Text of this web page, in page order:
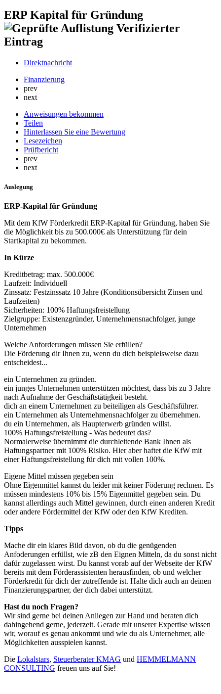
ERP Kapital für Gründung
Verifizierter
Eintrag
Direktnachricht
Finanzierung
prev
next
Anweisungen bekommen
Teilen
Hinterlassen Sie eine Bewertung
Lesezeichen
Prüfbericht
prev
next
Auslegung
ERP-Kapital für Gründung
Mit dem KfW Förderkredit ERP-Kapital für Gründung, haben Sie
die Möglichkeit bis zu 500.000€ als Unterstützung für dein
Startkapital zu bekommen.
In Kürze
Kreditbetrag: max. 500.000€
Laufzeit: Individuell
Zinssatz: Festzinssatz 10 Jahre (Konditionsübersicht Zinsen und
Laufzeiten)
Sicherheiten: 100% Haftungsfreistellung
Zielgruppe: Existenzgründer, Unternehmensnachfolger, junge
Unternehmen
Welche Anforderungen müssen Sie erfüllen?
Die Förderung dir Ihnen zu, wenn du dich beispielsweise dazu
entscheidest...
ein Unternehmen zu gründen.
ein junges Unternehmen unterstützen möchtest, dass bis zu 3 Jahre
nach Aufnahme der Geschäftstätigkeit besteht.
dich an einem Unternehmen zu beiteiligen als Geschäftsführer.
ein Unternehmen als Unternehmensnachfolger zu übernehmen.
du ein Unternehmen, als Haupterwerb gründen willst.
100% Haftungsfreistellung - Was bedeutet das?
Normalerweise übernimmt die durchleitende Bank Ihnen als
Haftungspartner mit 100% Risiko. Hier aber haftet die KfW mit
einer Haftungsfreistellung für dich mit vollen 100%.
Eigene Mittel müssen gegeben sein
Ohne Eigenmittel kannst du leider mit keiner Föderung rechnen. Es
müssen mindestens 10% bis 15% Eigenmittel gegeben sein. Du
kannst allerdings auch Mittel gewinnen, durch einen anderen Kredit
oder andere Fördermittel der KfW oder den KfW Krediten.
Tipps
Mache dir ein klares Bild davon, ob du die genügenden
Anfoderungen erfüllst, wie zB den Eignen Mitteln, da du sonst nicht
dafür zugelassen wirst. Du kannst vorab auf der Webseite der KfW
bereits mit dem Förderassistenten herausfinden, ob und welcher
Förderkredit für dich der zutreffende ist. Halte dich auch an deinen
Finanzierungspartner, der dich dabei unterstützt.
Hast du noch Fragen?
Wir sind gerne bei deinen Anliegen zur Hand und beraten dich
dahingehend gerne, jederzeit. Gerade mit unserer Expertise wissen
wir, worauf es genau ankommt und wie du als Unternehmer, alle
Möglichkeiten ausspielen kannst.
Die Lokalstars, Steuerberater KMAG und HEMMELMANN
CONSULTING freuen uns auf Sie!